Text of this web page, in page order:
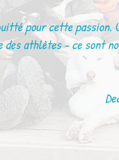
pour cette passion.
des athlètes - ce sont